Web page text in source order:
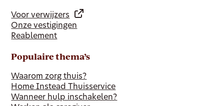
Voor verwijzers
Onze vestigingen
Reablement
Populaire thema’s
Waarom zorg thuis?
Home Instead Thuisservice
Wanneer hulp inschakelen?